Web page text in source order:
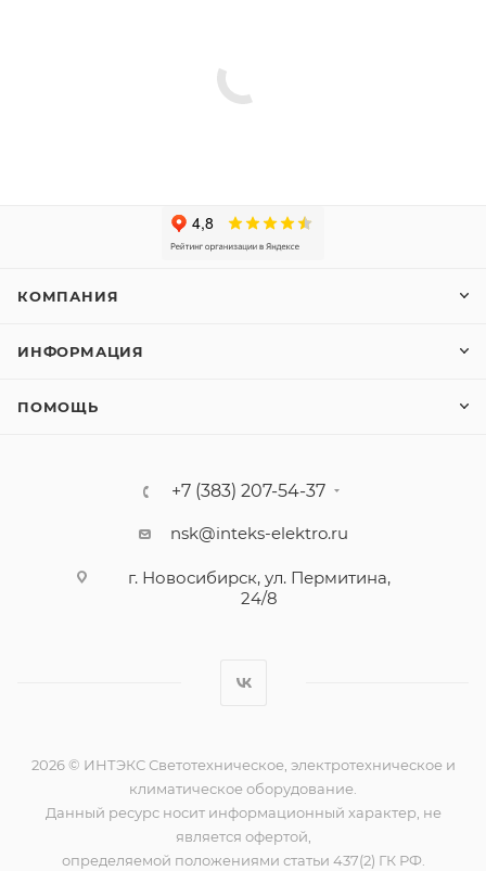
КОМПАНИЯ
ИНФОРМАЦИЯ
ПОМОЩЬ
+7 (383) 207-54-37
nsk@inteks-elektro.ru
г. Новосибирск, ул. Пермитина,
24/8
2026 © ИНТЭКС Светотехническое, электротехническое и
климатическое оборудование.
Данный ресурс носит информационный характер, не
является офертой,
определяемой положениями статьи 437(2) ГК РФ.